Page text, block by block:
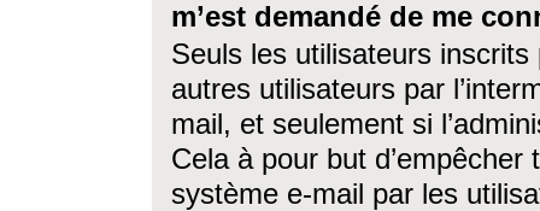
m’est demandé de me
Seuls les utilisateurs
autres utilisateurs par
mail, et seulement si
Cela à pour but
système e-mail par les